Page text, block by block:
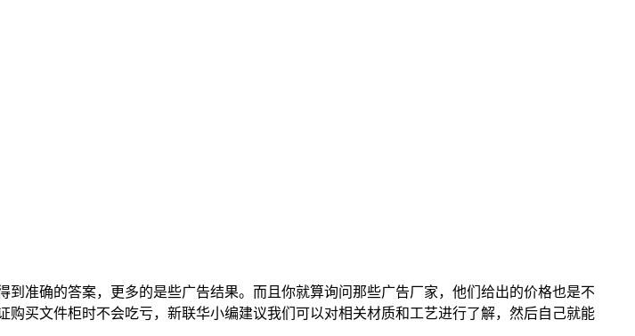
确的答案，更多的是些广告结果。而且你就算询问那些广告厂家，他们给出的价格也是不
买文件柜时不会吃亏，新联华小编建议我们可以对相关材质和工艺进行了解，然后自己就能